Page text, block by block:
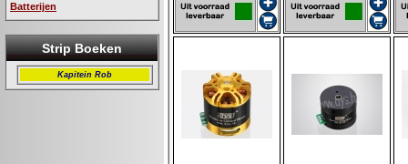
Batterijen
Strip Boeken
Kapitein Rob